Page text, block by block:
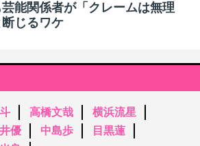
能関係者が「クレームは無理
じるワケ
高橋文哉
横浜流星
優 中島歩
目黒蓮